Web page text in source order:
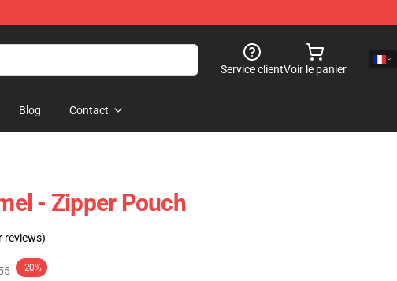
Service clientVoir le panier
Blog Contact
- Zipper Pouch
reviews)
-20%